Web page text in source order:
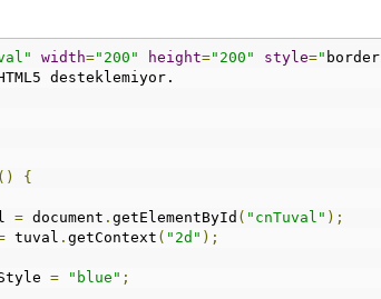
width="200" height="200" style=" border
desteklemiyor.
() {
= document . getElementById ( "cnTuval" );
tuval . getContext ( "2d" );
= "blue" ;